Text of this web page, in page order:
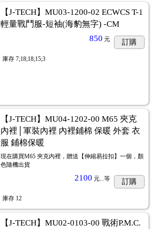
【J-TECH】MU03-1200-02 ECWCS T-1
輕量戰鬥服-短袖(海豹無字) -CM
850 元 訂購
庫存 7;18;18;15;3
【J-TECH】MU04-1202-00 M65 夾克
內裡│軍裝內裡 內裡鋪棉 保暖 外套 衣
服 鋪棉保暖
現在購買M65 夾克內裡，贈送【伸縮易拉扣】一個，顏
色隨機出貨
2100 元... 等 訂購
庫存 12
【J-TECH】MU02-0103-00 戰術P.M.C.